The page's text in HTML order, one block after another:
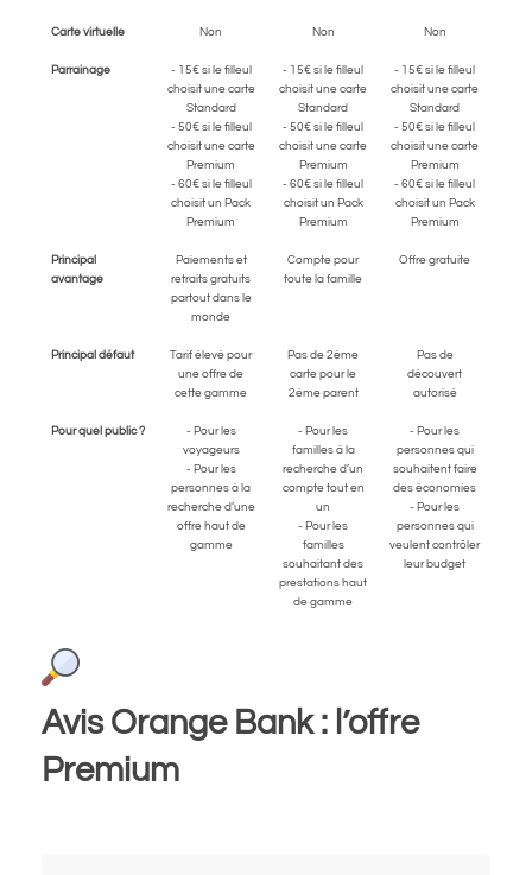
Carte virtuelle Non Non Non
Parrainage
- 15€ si le filleul
choisit une carte
Standard
- 50€ si le filleul
choisit une carte
Premium
- 60€ si le filleul
choisit un Pack
Premium
- 15€ si le filleul
choisit une carte
Standard
- 50€ si le filleul
choisit une carte
Premium
- 60€ si le filleul
choisit un Pack
Premium
- 15€ si le filleul
choisit une carte
Standard
- 50€ si le filleul
choisit une carte
Premium
- 60€ si le filleul
choisit un Pack
Premium
Principal
avantage
Paiements et
retraits gratuits
partout dans le
monde
Compte pour
toute la famille
Offre gratuite
Principal défaut
Tarif élevé pour
une offre de
cette gamme
Pas de 2ème
carte pour le
2ème parent
Pas de
découvert
autorisé
Pour quel public ?
- Pour les
voyageurs
- Pour les
personnes à la
recherche d’une
offre haut de
gamme
- Pour les
familles à la
recherche d’un
compte tout en
un
- Pour les
familles
souhaitant des
prestations haut
de gamme
- Pour les
personnes qui
souhaitent faire
des économies
- Pour les
personnes qui
veulent contrôler
leur budget
Avis Orange Bank : l’offre
Premium